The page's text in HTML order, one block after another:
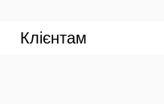
Клієнтам